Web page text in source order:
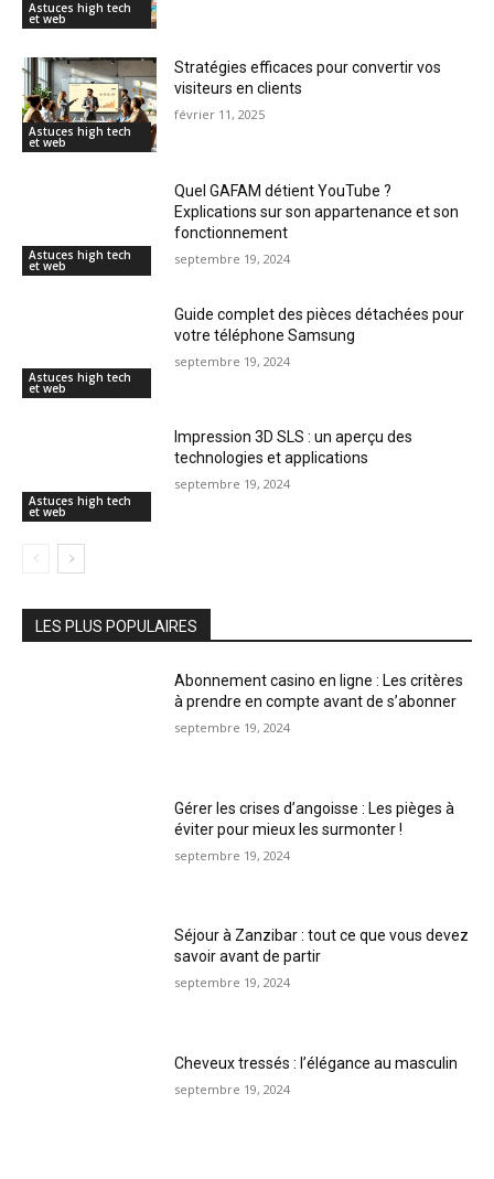
Astuces high tech
et web
Astuces high tech
et web
Stratégies efficaces pour convertir vos
visiteurs en clients
février 11, 2025
Astuces high tech
et web
Quel GAFAM détient YouTube ?
Explications sur son appartenance et son
fonctionnement
septembre 19, 2024
Astuces high tech
et web
Guide complet des pièces détachées pour
votre téléphone Samsung
septembre 19, 2024
Astuces high tech
et web
Impression 3D SLS : un aperçu des
technologies et applications
septembre 19, 2024
LES PLUS POPULAIRES
Abonnement casino en ligne : Les critères
à prendre en compte avant de s’abonner
septembre 19, 2024
Gérer les crises d’angoisse : Les pièges à
éviter pour mieux les surmonter !
septembre 19, 2024
Séjour à Zanzibar : tout ce que vous devez
savoir avant de partir
septembre 19, 2024
Cheveux tressés : l’élégance au masculin
septembre 19, 2024